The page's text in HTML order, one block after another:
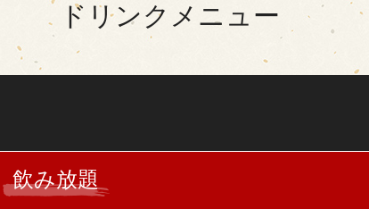
ドリンクメニュー
飲み放題